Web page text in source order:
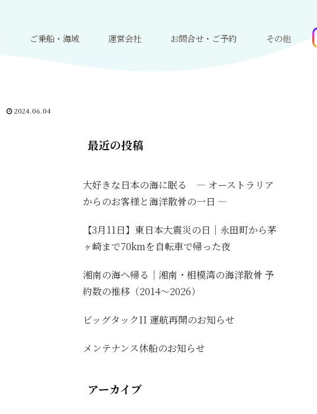
ご乗船・海域 運営会社 お問合せ・ご予約 その他
2024.06.04
最近の投稿
大好きな日本の海に眠る ― オーストラリア
からのお客様と海洋散骨の一日 ―
【3月11日】東日本大震災の日｜永田町から茅
ヶ崎まで70kmを自転車で帰った夜
湘南の海へ帰る｜湘南・相模湾の海洋散骨 予
約数の推移（2014〜2026）
ビッグタックII 運航再開のお知らせ
メンテナンス休船のお知らせ
アーカイブ